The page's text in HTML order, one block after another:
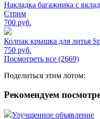
Накладка багажника с
Стрим
700 руб.
Колпак крышка для литья
750 руб.
Посмотреть все (2669)
Поделиться этим лотом:
Рекомендуем
Улучшенное объявление